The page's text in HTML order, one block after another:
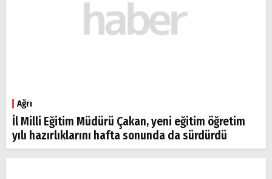
Ağrı
İl Milli Eğitim Müdürü Çakan, yeni eğitim öğretim
yılı hazırlıklarını hafta sonunda da sürdürdü